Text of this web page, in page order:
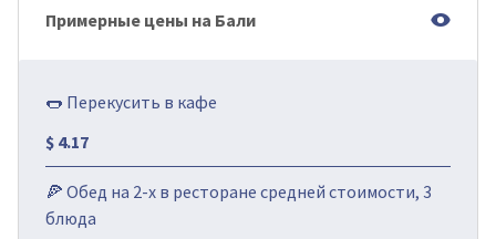
Примерные цены на Бали
🌭 Перекусить в кафе
$ 4.17
🍕 Обед на 2-х в ресторане средней стоимости, 3
блюда